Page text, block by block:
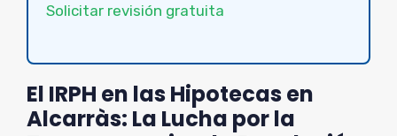
Solicitar revisión gratuita
El IRPH en las Hipotecas en
Alcarràs: La Lucha por la